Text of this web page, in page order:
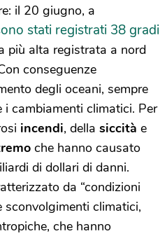
il 20 giugno, a
stati registrati 38 gradi
più alta registrata a nord
conseguenze
degli oceani, sempre
cambiamenti climatici. Per
incendi, della siccità e
che hanno causato
di dollari di danni.
da “condizioni
sconvolgimenti climatici,
che hanno